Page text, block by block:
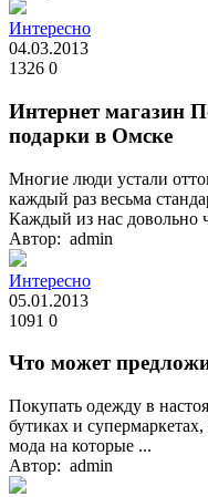
Интересно
04.03.2013
1326 0
Интернет магазин
подарки в Омске
Многие люди устали
каждый раз весьма
Каждый из нас довольно
Автор: admin
Интересно
05.01.2013
1091 0
Что может
Покупать одежду в
бутиках и
мода на которые ...
Автор: admin